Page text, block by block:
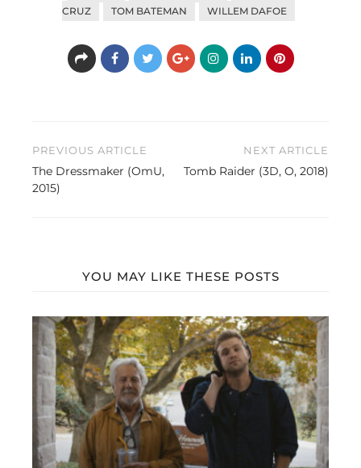
CRUZ
TOM BATEMAN WILLEM DAFOE
Beitragsnavigation
PREVIOUS ARTICLE
The Dressmaker (OmU,
2015)
NEXT ARTICLE
Tomb Raider (3D, O, 2018)
YOU MAY LIKE THESE POSTS